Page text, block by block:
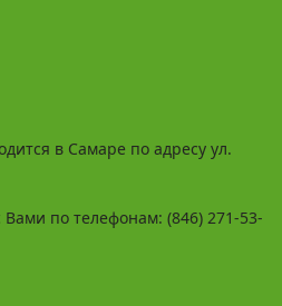
в Самаре по адресу ул.
по телефонам: (846) 271-53-